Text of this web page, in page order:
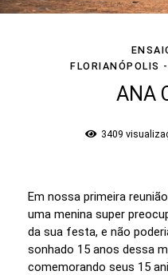
FLORIANÓPOLIS
ANA
3409
Em nossa primeira
uma menina super
da sua festa, e não
sonhado 15 anos dessa
comemorando seus 15